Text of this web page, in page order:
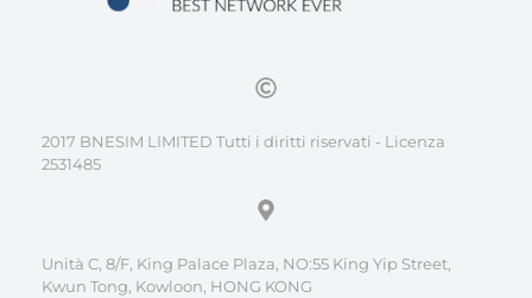
2017 BNESIM LIMITED Tutti i diritti riservati - Licenza
2531485
Unità C, 8/F, King Palace Plaza, NO:55 King Yip Street,
Kwun Tong, Kowloon, HONG KONG